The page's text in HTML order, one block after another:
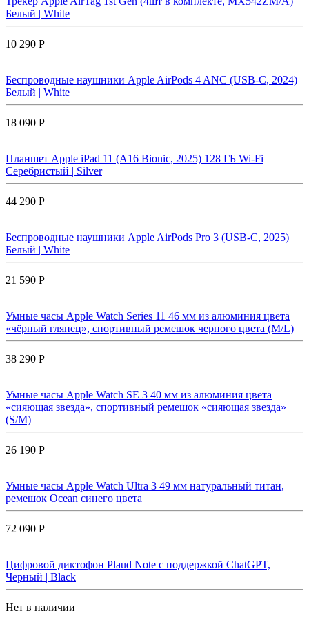
Белый | White
10 290 Р
Беспроводные наушники Apple AirPods 4 ANC (USB-C, 2024)
Белый | White
18 090 Р
Планшет Apple iPad 11 (A16 Bionic, 2025) 128 ГБ Wi-Fi
Серебристый | Silver
44 290 Р
Беспроводные наушники Apple AirPods Pro 3 (USB-C, 2025)
Белый | White
21 590 Р
Умные часы Apple Watch Series 11 46 мм из алюминия цвета
«чёрный глянец», спортивный ремешок черного цвета (M/L)
38 290 Р
Умные часы Apple Watch SE 3 40 мм из алюминия цвета
«сияющая звезда», спортивный ремешок «сияющая звезда»
(S/M)
26 190 Р
Умные часы Apple Watch Ultra 3 49 мм натуральный титан,
ремешок Ocean синего цвета
72 090 Р
Цифровой диктофон Plaud Note с поддержкой ChatGPT,
Черный | Black
Нет в наличии